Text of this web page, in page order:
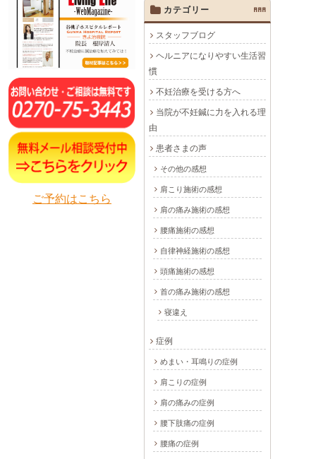
ご予約はこちら
カテゴリー AAA
スタッフブログ
ヘルニアになりやすい生活習
慣
不妊治療を受ける方へ
当院が不妊鍼に力を入れる理
由
患者さまの声
その他の感想
肩こり施術の感想
肩の痛み施術の感想
腰痛施術の感想
自律神経施術の感想
頭痛施術の感想
首の痛み施術の感想
寝違え
症例
めまい・耳鳴りの症例
肩こりの症例
肩の痛みの症例
腰下肢痛の症例
腰痛の症例